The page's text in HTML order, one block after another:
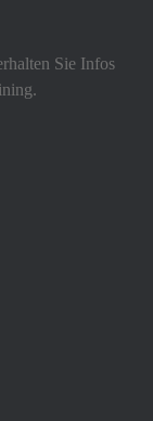
Sie Infos